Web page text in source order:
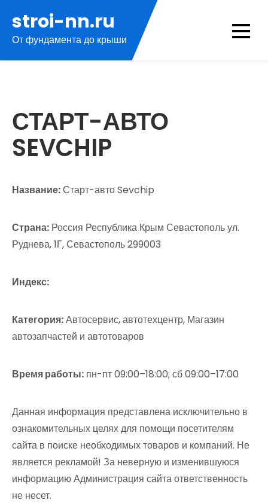
содержимому
stroi-nn.ru
От фундамента до крыши
СТАРТ-АВТО
SEVCHIP
Название:Старт-авто Sevchip
Страна: Россия Республика Крым Севастополь ул.
Руднева, 1Г, Севастополь 299003
Индекс:
Категория:Автосервис, автотехцентр, Магазин
автозапчастей и автотоваров
Время работы: пн-пт 09:00–18:00; сб 09:00–17:00
Данная информация представлена исключительно в
ознакомительных целях для помощи посетителям
сайта в поиске необходимых товаров и компаний. Не
является рекламой! За неверную и изменившуюся
информацию Администрация сайта ответственность
не несет.